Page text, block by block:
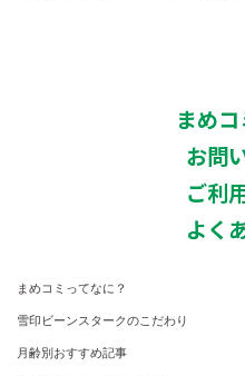
まめ
お問
ご利
よく
まめコミってなに？
雪印ビーンスタークのこだわり
月齢別おすすめ記事